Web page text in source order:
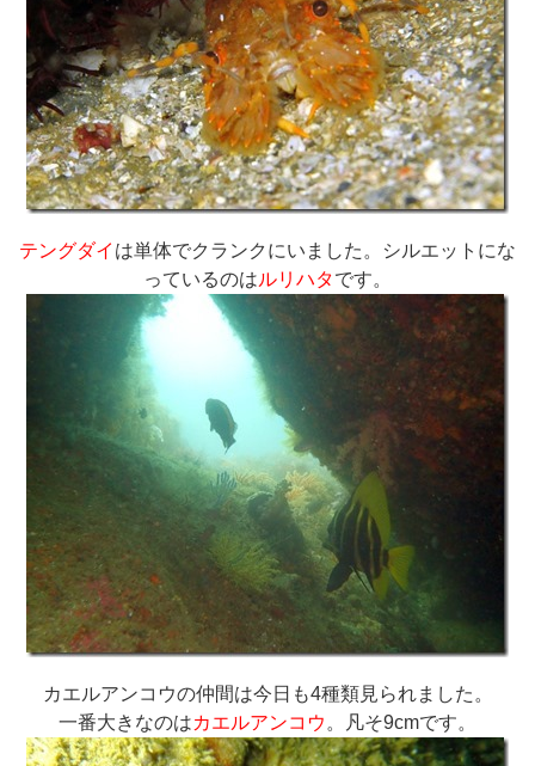
テングダイ は単体でクランクにいました。シルエットにな
っているのはルリハタです。
カエルアンコウの仲間は今日も4種類見られました。
一番大きなのはカエルアンコウ 。凡そ9cmです。